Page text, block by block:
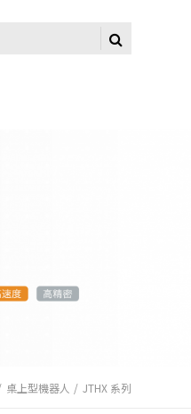
桌上型機器人 JTHX 系列